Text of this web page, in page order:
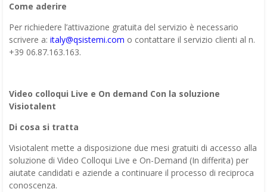
Come aderire
Per richiedere l’attivazione gratuita del servizio è necessario
scrivere a: italy@qsistemi.com o contattare il servizio clienti al n.
+39 06.87.163.163.
Video colloqui Live e On demand Con la soluzione
Visiotalent
Di cosa si tratta
Visiotalent mette a disposizione due mesi gratuiti di accesso alla
soluzione di Video Colloqui Live e On-Demand (In differita) per
aiutate candidati e aziende a continuare il processo di reciproca
conoscenza.